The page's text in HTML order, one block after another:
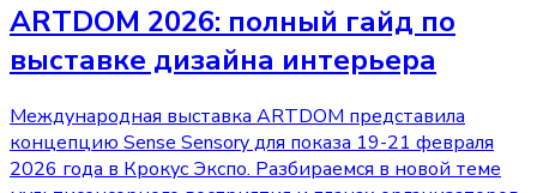
ARTDOM 2026: полный гайд по
выставке дизайна интерьера
Международная выставка ARTDOM представила
концепцию Sense Sensory для показа 19-21 февраля
2026 года в Крокус Экспо. Разбираемся в новой теме